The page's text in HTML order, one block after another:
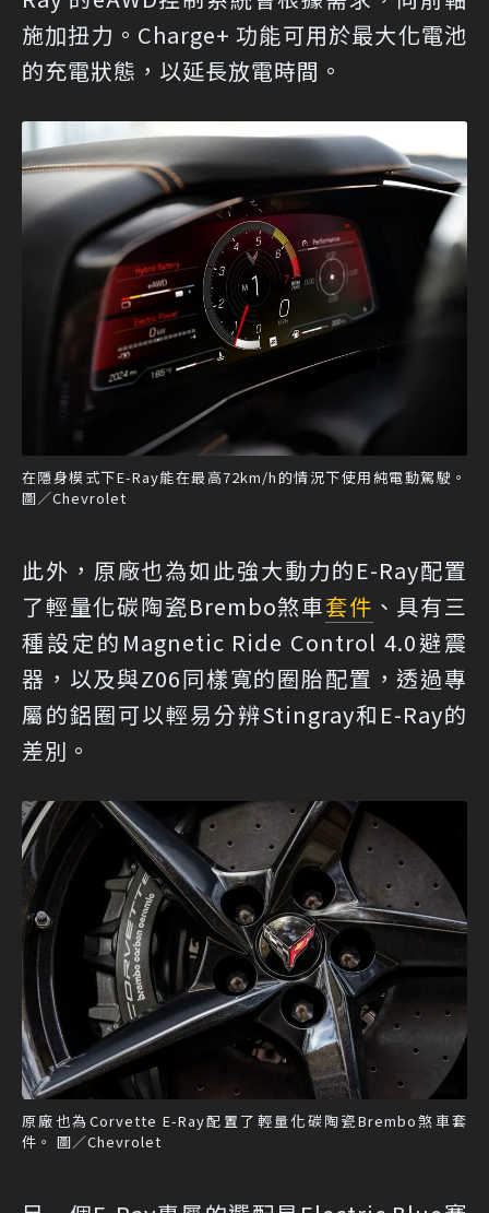
施加扭力。Charge+ 功能可用於最大化電池
的充電狀態，以延長放電時間。
在隱身模式下E-Ray能在最高72km/h的情況下使用純電動駕駛。
圖／Chevrolet
此外，原廠也為如此強大動力的E-Ray配置
了輕量化碳陶瓷Brembo煞車套件 、具有三
種設定的Magnetic Ride Control 4.0避震
器，以及與Z06同樣寬的圈胎配置，透過專
屬的鋁圈可以輕易分辨Stingray和E-Ray的
差別。
原廠也為Corvette E-Ray配置了輕量化碳陶瓷Brembo煞車套
件。 圖／Chevrolet